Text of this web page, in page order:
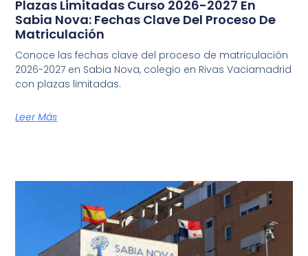
Plazas Limitadas Curso 2026-2027 En
Sabia Nova: Fechas Clave Del Proceso De
Matriculación
Conoce las fechas clave del proceso de matriculación
2026-2027 en Sabia Nova, colegio en Rivas Vaciamadrid
con plazas limitadas.
Leer Más